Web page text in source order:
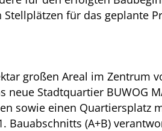
Stellplätzen für das geplante
großen Areal im Zentrum
neue Stadtquartier BUWOG
sowie einen Quartiersplatz
Bauabschnitts (A+B)